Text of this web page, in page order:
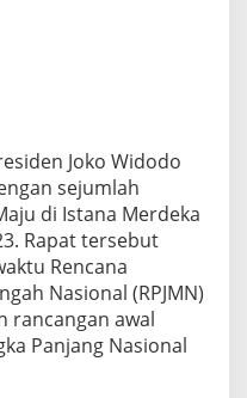
Joko Widodo
sejumlah
di Istana Merdeka
Rapat tersebut
Rencana
Nasional (RPJMN)
rancangan awal
Panjang Nasional